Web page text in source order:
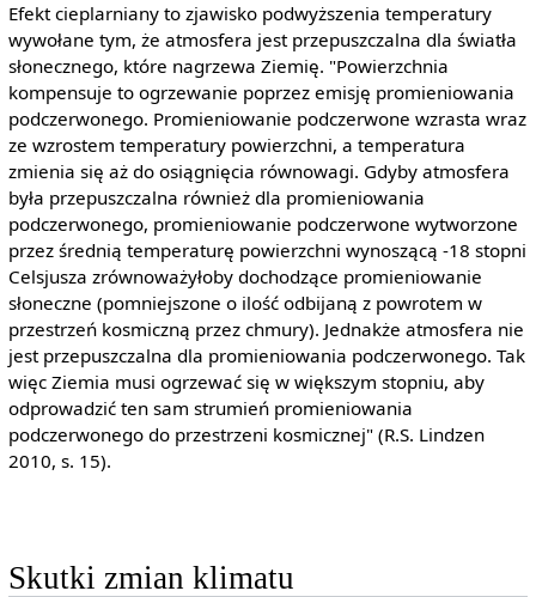
Efekt cieplarniany to zjawisko podwyższenia temperatury
wywołane tym, że atmosfera jest przepuszczalna dla światła
słonecznego, które nagrzewa Ziemię. "Powierzchnia
kompensuje to ogrzewanie poprzez emisję promieniowania
podczerwonego. Promieniowanie podczerwone wzrasta wraz
ze wzrostem temperatury powierzchni, a temperatura
zmienia się aż do osiągnięcia równowagi. Gdyby atmosfera
była przepuszczalna również dla promieniowania
podczerwonego, promieniowanie podczerwone wytworzone
przez średnią temperaturę powierzchni wynoszącą -18 stopni
Celsjusza zrównoważyłoby dochodzące promieniowanie
słoneczne (pomniejszone o ilość odbijaną z powrotem w
przestrzeń kosmiczną przez chmury). Jednakże atmosfera nie
jest przepuszczalna dla promieniowania podczerwonego. Tak
więc Ziemia musi ogrzewać się w większym stopniu, aby
odprowadzić ten sam strumień promieniowania
podczerwonego do przestrzeni kosmicznej" (R.S. Lindzen
2010, s. 15).
Skutki zmian klimatu